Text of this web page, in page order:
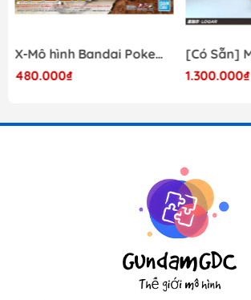
X-Mô hình Bandai Pokemon PLAMO COLLECTION Fossil Pokemon Series Tyrantrum
480.000₫
1.300.000₫